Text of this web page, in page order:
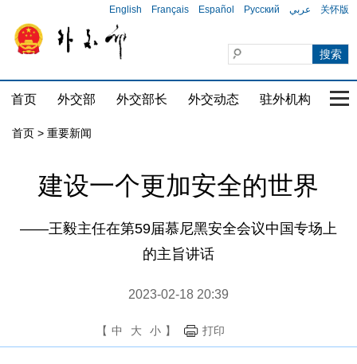
English Français Español Русский عربي 关怀版
首页 外交部 外交部长 外交动态 驻外机构 国
首页 > 重要新闻
建设一个更加安全的世界
——王毅主任在第59届慕尼黑安全会议中国专场上
的主旨讲话
2023-02-18 20:39
【 中 大 小 】 打印